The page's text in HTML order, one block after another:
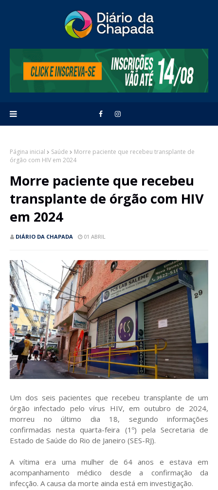
Página inicial Saúde
Morre paciente que recebeu transplante de
órgão com HIV em 2024
Morre paciente que recebeu
transplante de órgão com HIV
em 2024
DIÁRIO DA CHAPADA 01 ABRIL
Um dos seis pacientes que recebeu transplante de um
órgão infectado pelo vírus HIV, em outubro de 2024,
morreu no último dia 18, segundo informações
confirmadas nesta quarta-feira (1º) pela Secretaria de
Estado de Saúde do Rio de Janeiro (SES-RJ).
A vítima era uma mulher de 64 anos e estava em
acompanhamento médico desde a confirmação da
infecção. A causa da morte ainda está em investigação.